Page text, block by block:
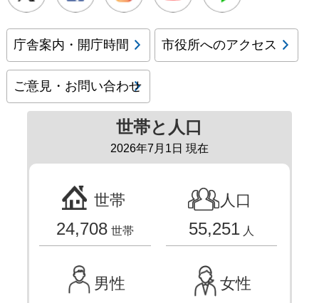
庁舎案内・開庁時間 市役所へのアクセス
ご意見・お問い合わせ
世帯と人口
2026年7月1日 現在
世帯
24,708 世帯
人口
55,251 人
男性 女性